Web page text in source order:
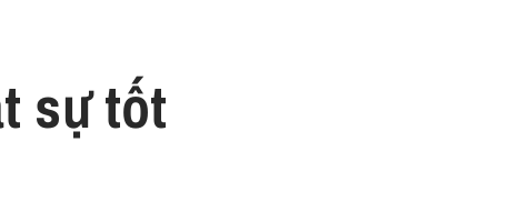
sự tốt